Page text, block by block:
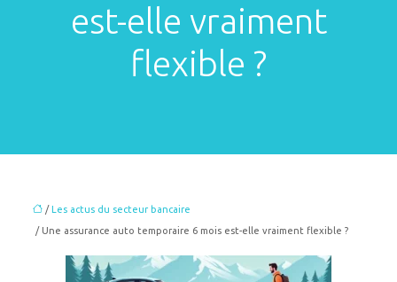
est-elle vraiment
flexible ?
/Les actus du secteur bancaire
/ Une assurance auto temporaire 6 mois est-elle vraiment flexible ?